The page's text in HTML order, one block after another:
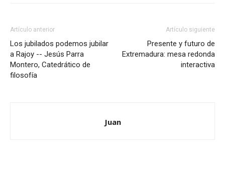
Artículo anterior
Los jubilados podemos jubilar
a Rajoy -- Jesús Parra
Montero, Catedrático de
filosofía
Artículo siguiente
Presente y futuro de
Extremadura: mesa redonda
interactiva
Juan